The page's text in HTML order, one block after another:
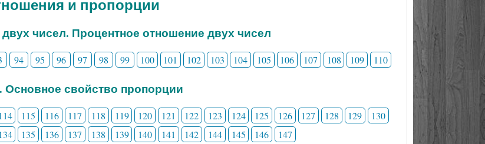
и пропорции
чисел. Процентное отношение двух чисел
94 95 96 97 98 99 100 101 102 103 104 105 106 107 108 109 110
Основное свойство пропорции
114 115 116 117 118 119 120 121 122 123 124 125 126 127 128 129
130
134 135 136 137 138 139 140 141 142 144 145 146 147